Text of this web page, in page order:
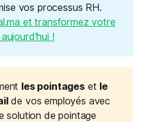
vos processus RH.
et transformez votre
!
les pointageset le
de vos employés avec
solution de pointage